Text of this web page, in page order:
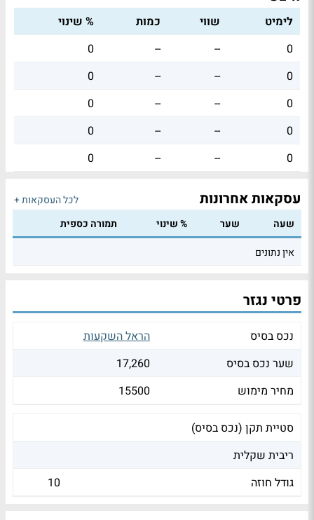
לימיט שווי כמות
% שינוי
0
--
--
0
0
--
--
0
0
--
--
0
0
--
--
0
0
--
--
0
עסקאות אחרונות
לכל העסקאות +
שעה
שער % שינוי
תמורה כספית
אין נתונים
פרטי נגזר
נכס בסיס
הראל השקעות
שער נכס בסיס
17,260
מחיר מימוש
15500
סטיית תקן (נכס בסיס)
ריבית שקלית
גודל חוזה
10